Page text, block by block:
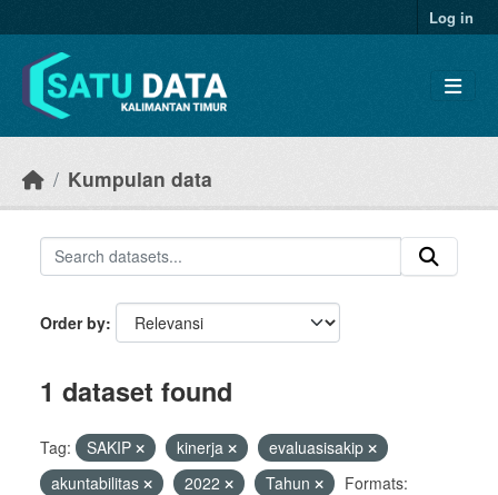
Log in
Kumpulan data
Order by
1 dataset found
Tag: SAKIP kinerja
evaluasisakip
akuntabilitas
2022 Tahun
Formats: